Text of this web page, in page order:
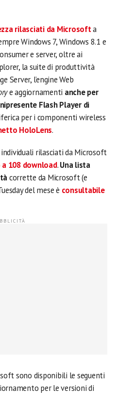
rilasciati da Microsofta
Windows 7, Windows 8.1 e
e server, oltre ai
la suite di produttività
Server, l’engine Web
e aggiornamenti anche per
Flash Player di
per i componenti wireless
HoloLens.
rilasciati da Microsoft
108 download.Una lista
corrette da Microsoft (e
del mese è consultabile
sono disponibili le seguenti
per le versioni di